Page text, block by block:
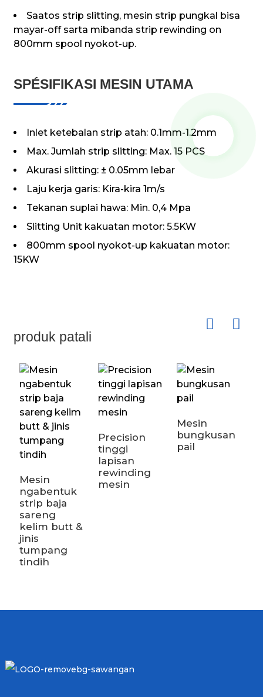
Saatos strip slitting, mesin strip pungkal bisa
mayar-off sarta mibanda strip rewinding on
800mm spool nyokot-up.
SPÉSIFIKASI MESIN UTAMA
Inlet ketebalan strip atah: 0.1mm-1.2mm
Max. Jumlah strip slitting: Max. 15 PCS
Akurasi slitting: ± 0.05mm lebar
Laju kerja garis: Kira-kira 1m/s
Tekanan suplai hawa: Min. 0,4 Mpa
Slitting Unit kakuatan motor: 5.5KW
800mm spool nyokot-up kakuatan motor:
15KW
produk patali
Mesin
ngabentuk
strip baja
sareng
kelim butt &
jinis
tumpang
tindih
Precision
tinggi
lapisan
rewinding
mesin
Mesin
bungkusan
pail